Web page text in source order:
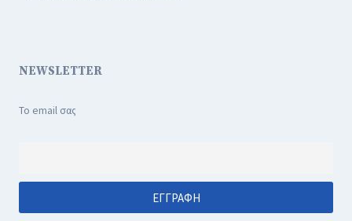
NEWSLETTER
Το email σας